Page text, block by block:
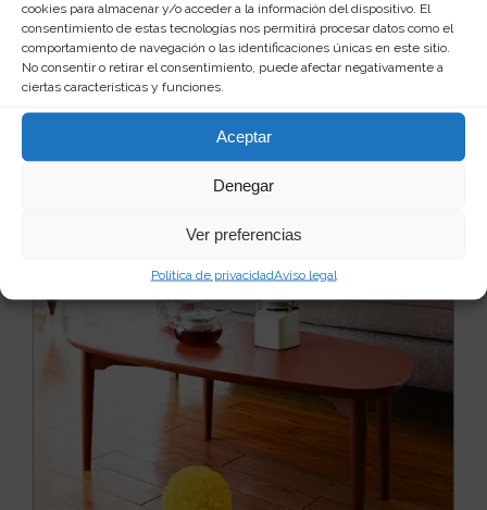
cookies para almacenar y/o acceder a la información del dispositivo. El
consentimiento de estas tecnologías nos permitirá procesar datos como el
comportamiento de navegación o las identificaciones únicas en este sitio.
No consentir o retirar el consentimiento, puede afectar negativamente a
ciertas características y funciones.
Aceptar
Denegar
Ver preferencias
Política de privacidadAviso legal
incorporado
Si eres de los que gustan tener la casa impoluta, libre
de polvo y suciedad, mira que producto tan g...Leer
más
35 € 31